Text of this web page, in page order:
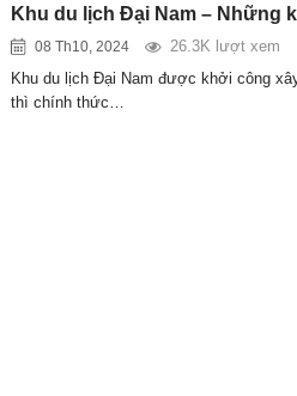
Khu du lịch Đại Nam – Những
08 Th10, 2024
26.3K lượt xem
Khu du lịch Đại Nam được khởi công
thì chính thức…